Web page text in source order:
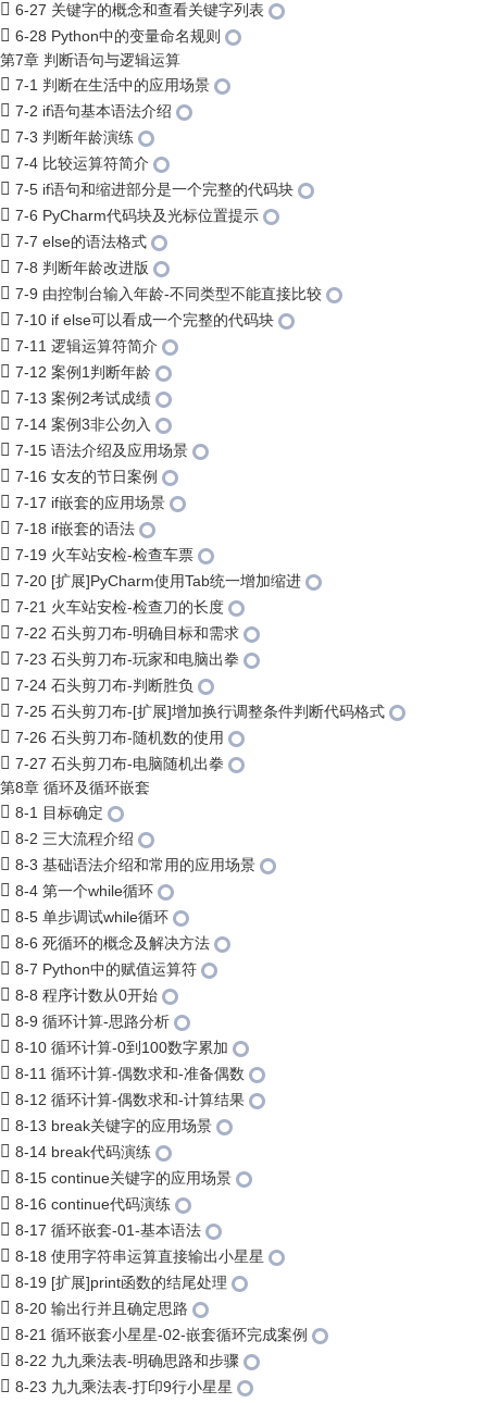
6-27 关键字的概念和查看关键字列表
6-28 Python中的变量命名规则
第7章 判断语句与逻辑运算
7-1 判断在生活中的应用场景
7-2 if语句基本语法介绍
7-3 判断年龄演练
7-4 比较运算符简介
7-5 if语句和缩进部分是一个完整的代码块
7-6 PyCharm代码块及光标位置提示
7-7 else的语法格式
7-8 判断年龄改进版
7-9 由控制台输入年龄-不同类型不能直接比较
7-10 if else可以看成一个完整的代码块
7-11 逻辑运算符简介
7-12 案例1判断年龄
7-13 案例2考试成绩
7-14 案例3非公勿入
7-15 语法介绍及应用场景
7-16 女友的节日案例
7-17 if嵌套的应用场景
7-18 if嵌套的语法
7-19 火车站安检-检查车票
7-20 [扩展]PyCharm使用Tab统一增加缩进
7-21 火车站安检-检查刀的长度
7-22 石头剪刀布-明确目标和需求
7-23 石头剪刀布-玩家和电脑出拳
7-24 石头剪刀布-判断胜负
7-25 石头剪刀布-[扩展]增加换行调整条件判断代码格式
7-26 石头剪刀布-随机数的使用
7-27 石头剪刀布-电脑随机出拳
第8章 循环及循环嵌套
8-1 目标确定
8-2 三大流程介绍
8-3 基础语法介绍和常用的应用场景
8-4 第一个while循环
8-5 单步调试while循环
8-6 死循环的概念及解决方法
8-7 Python中的赋值运算符
8-8 程序计数从0开始
8-9 循环计算-思路分析
8-10 循环计算-0到100数字累加
8-11 循环计算-偶数求和-准备偶数
8-12 循环计算-偶数求和-计算结果
8-13 break关键字的应用场景
8-14 break代码演练
8-15 continue关键字的应用场景
8-16 continue代码演练
8-17 循环嵌套-01-基本语法
8-18 使用字符串运算直接输出小星星
8-19 [扩展]print函数的结尾处理
8-20 输出行并且确定思路
8-21 循环嵌套小星星-02-嵌套循环完成案例
8-22 九九乘法表-明确思路和步骤
8-23 九九乘法表-打印9行小星星